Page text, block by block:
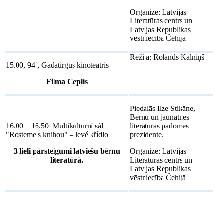
Organizē: Latvijas
Literatūras centrs un
Latvijas Republikas
vēstniecība Čehijā
15.00, 94´, Gadatirgus kinoteātris
Filma Ceplis
Režija: Rolands Kalniņš
16.00 – 16.50 Multikulturní sál
"Rosteme s knihou" – levé křídlo
3 lieli pārsteigumi latviešu bērnu
literatūrā.
Piedalās Ilze Stikāne,
Bērnu un jaunatnes
literatūras padomes
prezidente.
Organizē: Latvijas
Literatūras centrs un
Latvijas Republikas
vēstniecība Čehijā